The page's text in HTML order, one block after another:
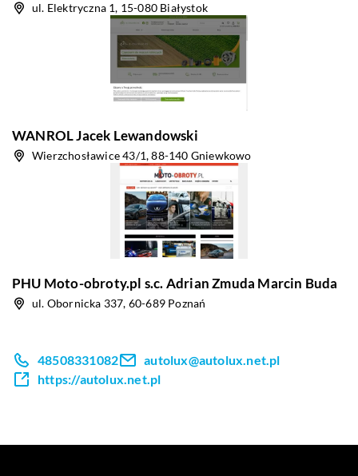
ul. Elektryczna 1, 15-080 Białystok
WANROL Jacek Lewandowski
Wierzchosławice 43/1, 88-140 Gniewkowo
PHU Moto-obroty.pl s.c. Adrian Zmuda Marcin Buda
ul. Obornicka 337, 60-689 Poznań
48508331082
autolux@autolux.net.pl
https://autolux.net.pl